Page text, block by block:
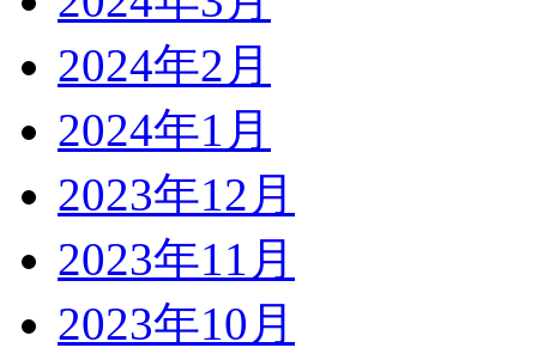
2024年2月
2024年1月
2023年12月
2023年11月
2023年10月